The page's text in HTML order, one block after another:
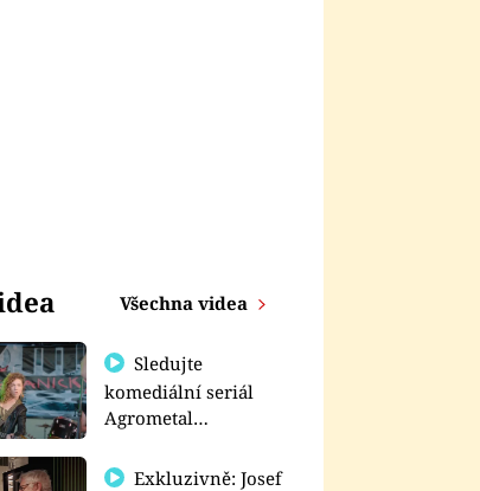
Všechna videa
Sledujte
komediální seriál
Agrometal
prima+
Exkluzivně: Josef